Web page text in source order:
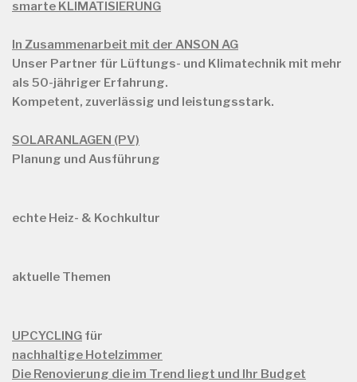
smarte KLIMATISIERUNG
In Zusammenarbeit mit der ANSON AG
Unser Partner für Lüftungs- und Klimatechnik mit mehr
als 50-jähriger Erfahrung.
Kompetent, zuverlässig und leistungsstark.
SOLARANLAGEN (PV)
Planung und Ausführung
echte Heiz- & Kochkultur
aktuelle Themen
UPCYCLING für
nachhaltige Hotelzimmer
Die Renovierung die im Trend liegt und Ihr Budget